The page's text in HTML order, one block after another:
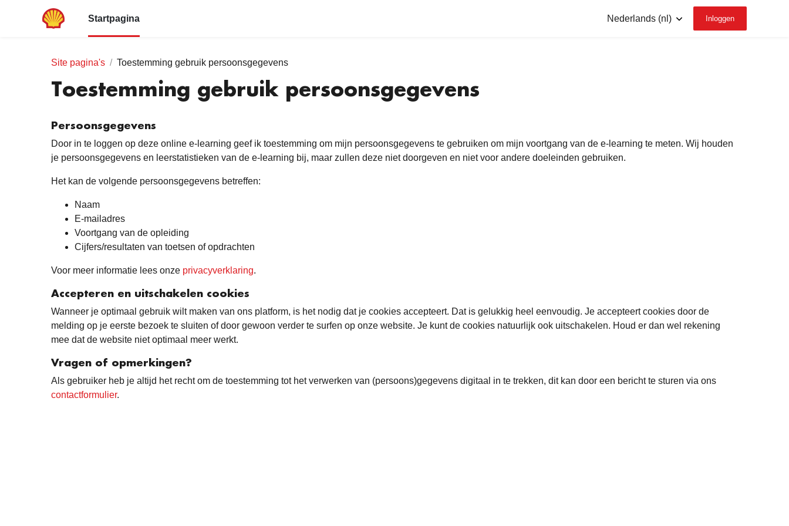
Ga naar hoofdinhoud
Startpagina
Taal
Inloggen
Site pagina's Toestemming gebruik persoonsgegevens
Toestemming gebruik persoonsgegevens
Persoonsgegevens
Door in te loggen op deze online e-learning geef ik toestemming om mijn persoonsgegevens te gebruiken om mijn voortgang van de e-learning te meten. Wij houden
je persoonsgegevens en leerstatistieken van de e-learning bij, maar zullen deze niet doorgeven en niet voor andere doeleinden gebruiken.
Het kan de volgende persoonsgegevens betreffen:
Naam
E-mailadres
Voortgang van de opleiding
Cijfers/resultaten van toetsen of opdrachten
Voor meer informatie lees onze privacyverklaring.
Accepteren en uitschakelen cookies
Wanneer je optimaal gebruik wilt maken van ons platform, is het nodig dat je cookies accepteert. Dat is gelukkig heel eenvoudig. Je accepteert cookies door de
melding op je eerste bezoek te sluiten of door gewoon verder te surfen op onze website. Je kunt de cookies natuurlijk ook uitschakelen. Houd er dan wel rekening
mee dat de website niet optimaal meer werkt.
Vragen of opmerkingen?
Als gebruiker heb je altijd het recht om de toestemming tot het verwerken van (persoons)gegevens digitaal in te trekken, dit kan door een bericht te sturen via ons
contactformulier.